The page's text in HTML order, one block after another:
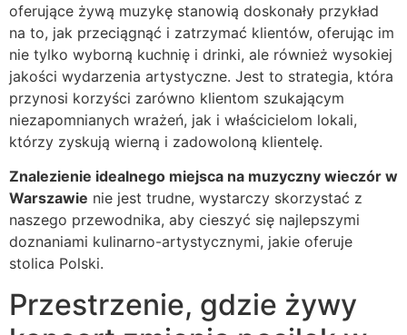
oferujące żywą muzykę stanowią doskonały przykład
na to, jak przeciągnąć i zatrzymać klientów, oferując im
nie tylko wyborną kuchnię i drinki, ale również wysokiej
jakości wydarzenia artystyczne. Jest to strategia, która
przynosi korzyści zarówno klientom szukającym
niezapomnianych wrażeń, jak i właścicielom lokali,
którzy zyskują wierną i zadowoloną klientelę.
Znalezienie idealnego miejsca na muzyczny wieczór w
Warszawie nie jest trudne, wystarczy skorzystać z
naszego przewodnika, aby cieszyć się najlepszymi
doznaniami kulinarno-artystycznymi, jakie oferuje
stolica Polski.
Przestrzenie, gdzie żywy